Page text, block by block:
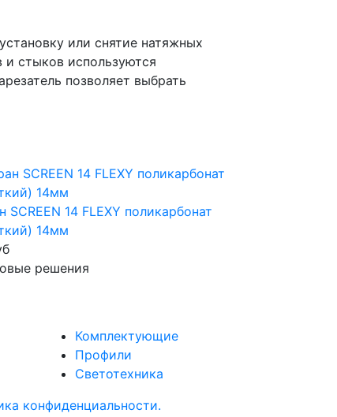
или снятие натяжных
и стыков используются
позволяет выбрать
SCREEN 14 FLEXY поликарбонат
14мм
решения
Комплектующие
Профили
Светотехника
конфиденциальности.